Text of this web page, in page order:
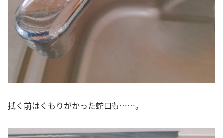
拭く前はくもりがかった蛇口も……。